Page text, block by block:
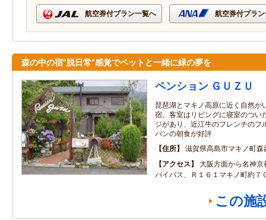
航空券付プラン一覧へ 航空券付プラ
森の中の宿“脱日常”感覚でペットと一緒に緑の夢を
ペンション ＧＵＺＵ
琵琶湖とマキノ高原に近く自然が
宿。客室はリビングに寝室のつい
ジがあり、近江牛のフレンチのフ
パンの朝食が好評
住所
滋賀県高島市マキノ町森
アクセス
大阪方面から名神
バイバス、Ｒ１６１マキノ町約７
この施